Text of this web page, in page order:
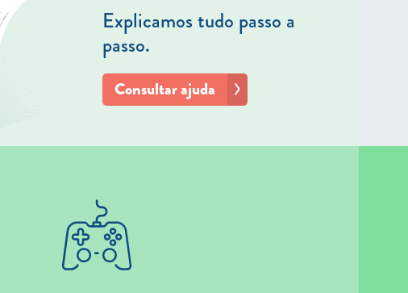
Explicamos tudo passo a
passo.
Consultar ajuda